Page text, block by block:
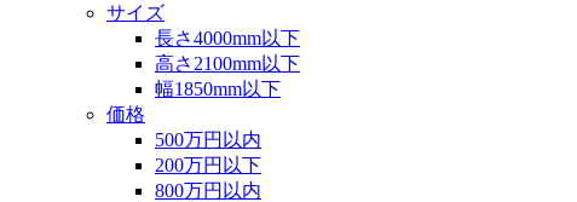
サイズ
長さ4000mm以下
高さ2100mm以下
幅1850mm以下
価格
500万円以内
200万円以下
800万円以内